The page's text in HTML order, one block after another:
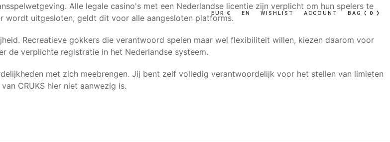
EUR € EN WISHLIST ACCOUNT BAG ( 0 )
Alle legale casino's met een Nederlandse licentie zijn verplicht om hun spelers te
wordt uitgesloten, geldt dit voor alle aangesloten platforms.
Recreatieve gokkers die verantwoord spelen maar wel flexibiliteit willen, kiezen daarom voor
de verplichte registratie in het Nederlandse systeem.
met zich meebrengen. Jij bent zelf volledig verantwoordelijk voor het stellen van limieten
CRUKS hier niet aanwezig is.